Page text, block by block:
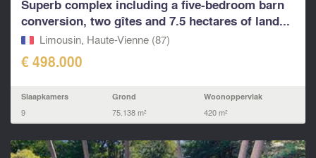
Superb complex including a five-bedroom barn
conversion, two gîtes and 7.5 hectares of land...
Limousin, Haute-Vienne (87)
€ 498.000
Slaapkamers
9
Grond
75.138 m²
Woonoppervlak
420 m²